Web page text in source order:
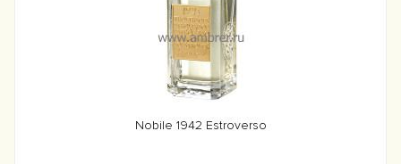
Nobile 1942 Estroverso